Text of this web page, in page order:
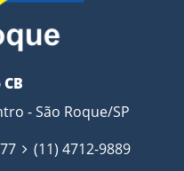
- São Roque/SP
(11) 4712-9889